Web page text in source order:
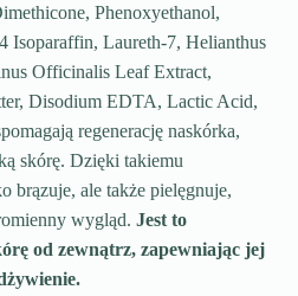
Phenoxyethanol,
Isoparaffin, Laureth-7, Helianthus
Officinalis Leaf Extract,
Disodium EDTA, Lactic Acid,
regenerację naskórka,
skórę. Dzięki takiemu
brązuje, ale także pielęgnuje,
wygląd. Jest to
od zewnątrz, zapewniając jej